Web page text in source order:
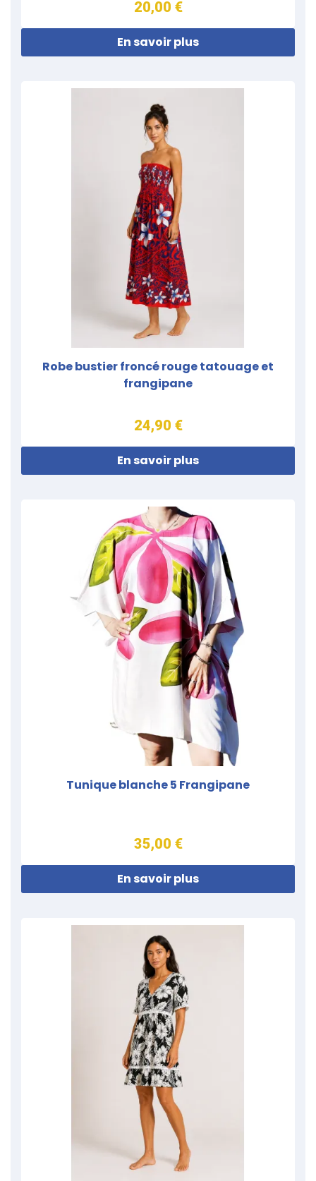
20,00 €
En savoir plus
Robe bustier froncé rouge tatouage et
frangipane
24,90 €
En savoir plus
Tunique blanche 5 Frangipane
35,00 €
En savoir plus